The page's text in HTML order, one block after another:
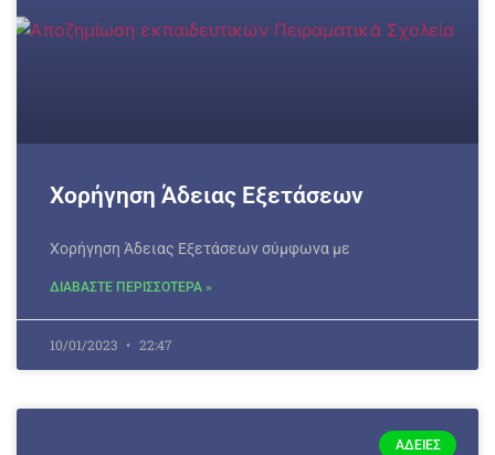
Χορήγηση Άδειας Εξετάσεων
Χορήγηση Άδειας Εξετάσεων σύμφωνα με
ΔΙΑΒΑΣΤΕ ΠΕΡΙΣΣΟΤΕΡΑ »
10/01/2023 22:47
ΆΔΕΙΕΣ